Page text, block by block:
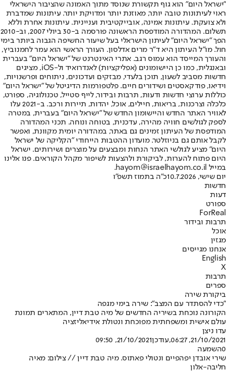
"ישראל היום" הוא גוף תקשורת שנוסד מתוך האמונה שהציבור הישראלי
ראוי לעיתונות טובה יותר, מאוזנת יותר ומדויקת יותר. עיתונות שמדברת
ולא צועקת. עיתונות אמינה, אובייקטיבית ועניינית. עיתונות אחרת וללא
תשלום. המהדורה המודפסת הראשונה פורסמה ב-30 ביולי 2007, וב-2010
הפך "ישראל היום" לעיתון הישראלי בעל שיעור החשיפה הגבוה ביותר בימי
חול. מו"ל העיתון היא ד"ר מרים אדלסון. העורך הראשי הוא עמר לחמנוביץ,
והעורך המייסד הוא עמוס רגב. אתרי האינטרנט של "ישראל היום" בעברית
ובאנגלית, כמו כן היישומונים (אפליקציות) לאנדרואיד ול-iOS, מציגים
חדשות מסביב לשעון, תוכן בלעדי, מבזקים ועדכונים, ניתוחים ופרשנויות,
וידיאו, פודקאסטים ושידורים חיים. פלטפורמות הדיגיטל של "ישראל היום"
כוללות ערוצי חדשות ודעות, תרבות ובידור, לייף סטייל, טכנולוגיה, ספורט,
כלכלה וצרכנות, בריאות, חיילים, אוכל, יהדות, תיירות ורכב. ב-2021 עלו
לאוויר האתר החדש והיישומון החדש של "ישראל היום" בעברית, במטרה
לספק לגולשים חוויה מהירה, עדכנית, בטוחה ונוחה. תכני המהדורה
המודפסת של העיתון זמינים גם באתר, במהדורה יומית מקוונת, ואפשר
לקבל אותם גם בניוזלטר. מועדון ההטבות הייחודי "הקליקה של ישראל
היום" מציע לגולשי האתר הנחות ומבצעים על מוצרים ושירותים. ישראל
היום פתוח להערות, לביקורת ולהצעות לשיפור מקהל הקוראים. פנו אלינו
במייל hayom@israelhayom.co.il.
יום שישי, 10.7.2026
כ"ה בתמוז תשפ"ו
חדשות
דעות
ספורט
ForReal
תרבות ובידור
אוכל
מגזין
אנחנו מגייסים
English
X
תרבות
ספרים
ביקורת שירה
"כדי להסתדר עם המצב": שירה בימי מגפה
הקורונה נוכחת בשיריה החדשים של מיה טבת דיין, המתארים תמונת
עולם אישית ומשפחתית מפוכחת ונטולת אידיאליזציה
עדו ניצן
21/10/2021, 06:27
,עודכן21/10/2021, 09:50
0השמעה
שירי אובדן יפהפיים ונטולי פאתוס. מיה טבת דיין // צילום: מאיה
חליבה-אלון